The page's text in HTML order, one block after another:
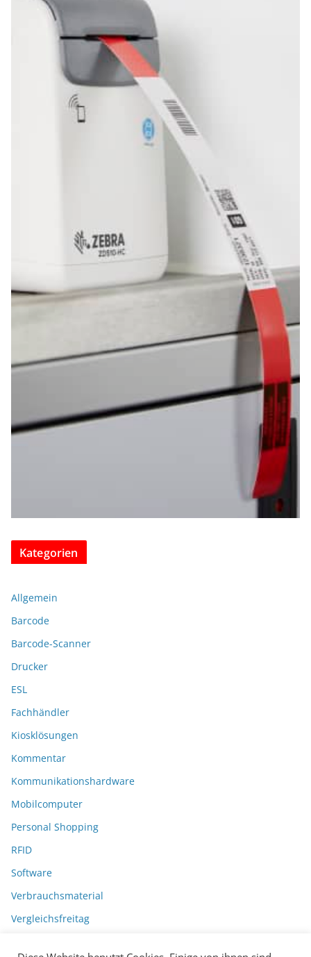
Kategorien
Allgemein
Barcode
Barcode-Scanner
Drucker
ESL
Fachhändler
Kiosklösungen
Kommentar
Kommunikationshardware
Mobilcomputer
Personal Shopping
RFID
Software
Verbrauchsmaterial
Vergleichsfreitag